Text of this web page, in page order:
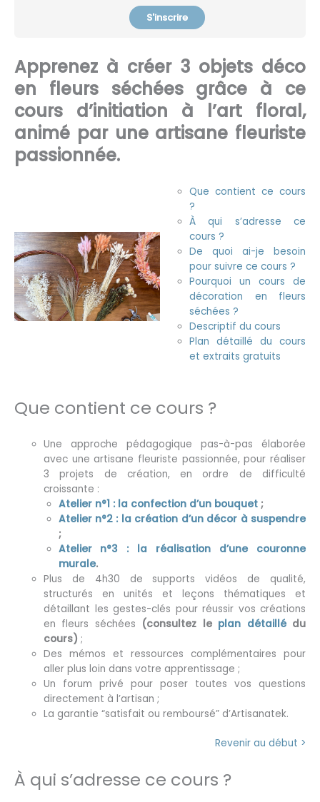
S'inscrire
Apprenez à créer 3 objets déco
en fleurs séchées grâce à ce
cours d’initiation à l’art floral,
animé par une artisane fleuriste
passionnée.
Que contient ce cours
?
À qui s’adresse ce
cours ?
De quoi ai-je besoin
pour suivre ce cours ?
Pourquoi un cours de
décoration en fleurs
séchées ?
Descriptif du cours
Plan détaillé du cours
et extraits gratuits
Que contient ce cours ?
Une approche pédagogique pas-à-pas élaborée
avec une artisane fleuriste passionnée, pour réaliser
3 projets de création, en ordre de difficulté
croissante :
Atelier n°1 : la confection d’un bouquet;
Atelier n°2 : la création d’un décor à suspendre
;
Atelier n°3 : la réalisation d’une couronne
murale.
Plus de 4h30 de supports vidéos de qualité,
structurés en unités et leçons thématiques et
détaillant les gestes-clés pour réussir vos créations
en fleurs séchées (consultez le plan détaillédu
cours) ;
Des mémos et ressources complémentaires pour
aller plus loin dans votre apprentissage ;
Un forum privé pour poser toutes vos questions
directement à l’artisan ;
La garantie “satisfait ou remboursé” d’Artisanatek.
Revenir au début >
À qui s’adresse ce cours ?